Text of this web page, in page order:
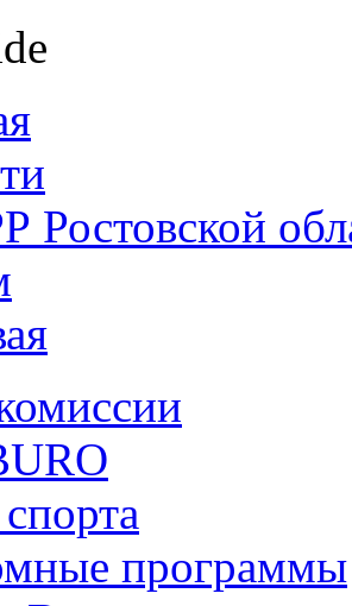
Ростовской
программы